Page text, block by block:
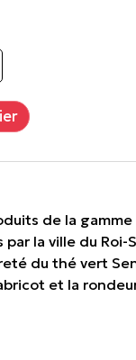
de la gamme
par la ville du Roi-
du thé vert
et la